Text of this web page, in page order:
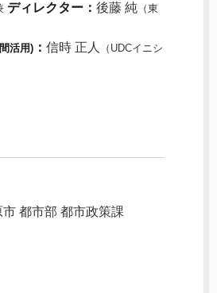
ディレクター： 後藤 純 （東
活用) ： 信時 正人
（UDCイニシ
都市部 都市政策課